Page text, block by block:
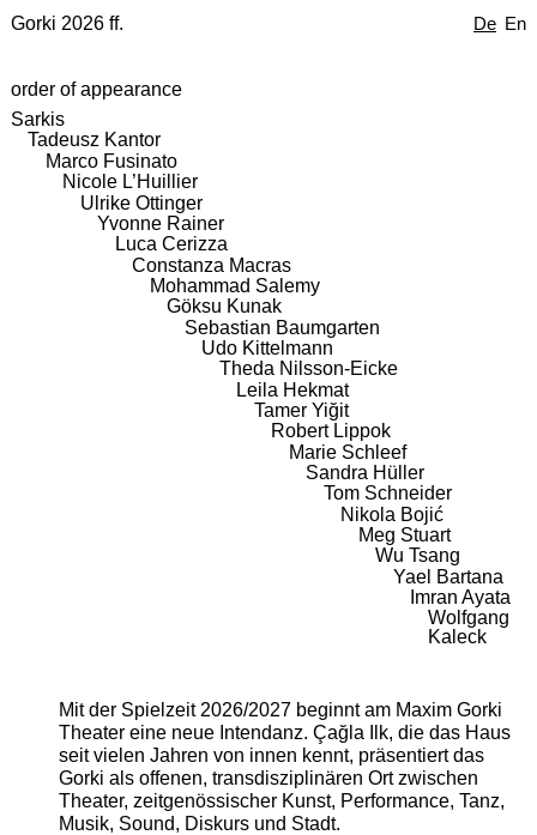
De En
Gorki 2026 ff.
order of appearance
Sarkis
Tadeusz Kantor
Marco Fusinato
Nicole L’Huillier
Ulrike Ottinger
Yvonne Rainer
Luca Cerizza
Constanza Macras
Mohammad Salemy
Göksu Kunak
Sebastian Baumgarten
Udo Kittelmann
Theda Nilsson-Eicke
Leila Hekmat
Tamer Yiğit
Robert Lippok
Marie Schleef
Sandra Hüller
Tom Schneider
Nikola Bojić
Meg Stuart
Wu Tsang
Yael Bartana
Imran Ayata
Wolfgang
Kaleck
Mit der Spielzeit 2026/2027 beginnt am Maxim Gorki
Theater eine neue Intendanz. Çağla Ilk, die das Haus
seit vielen Jahren von innen kennt, präsentiert das
Gorki als offenen, transdisziplinären Ort zwischen
Theater, zeitgenössischer Kunst, Performance, Tanz,
Musik, Sound, Diskurs und Stadt.